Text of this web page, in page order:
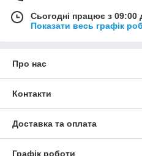
Сьогодні працює з 09:00
Показати весь графік
Про нас
Контакти
Доставка та оплата
Графік роботи